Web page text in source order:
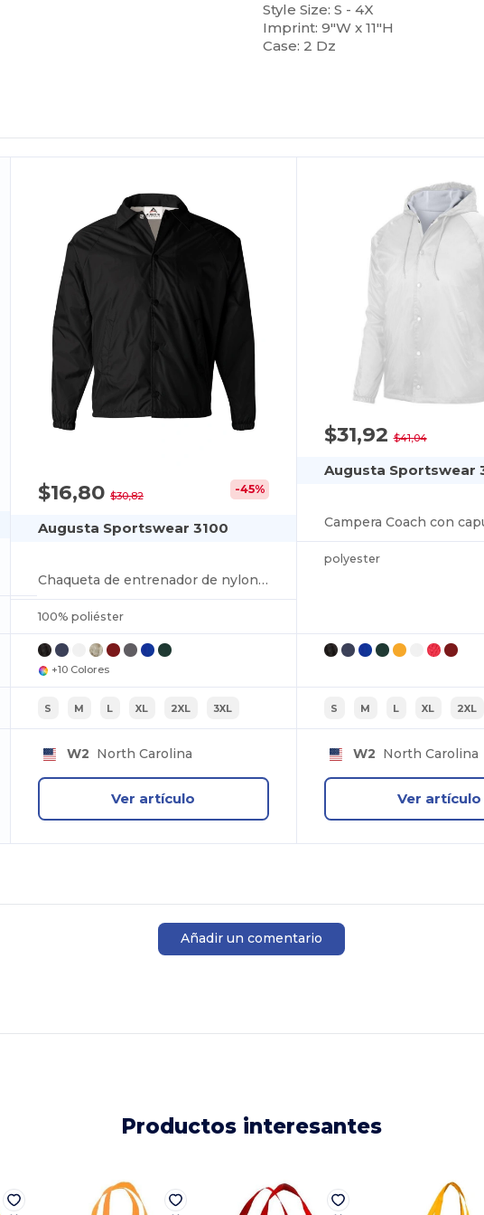
Style Size: S - 4X
Imprint: 9"W x 11"H
Case: 2 Dz
$16,80 $30,82 -45%
Augusta Sportswear 3100
Chaqueta de entrenador de nylon / forrada
100% poliéster
+10 Colores
S M L XL 2XL 3XL
W2 North Carolina
Ver artículo
$31,92$41,04
Augusta Sportswear
Campera Coach con
polyester
S M L XL 2XL
W2 North Carolina
Ver artículo
Añadir un comentario
Productos interesantes